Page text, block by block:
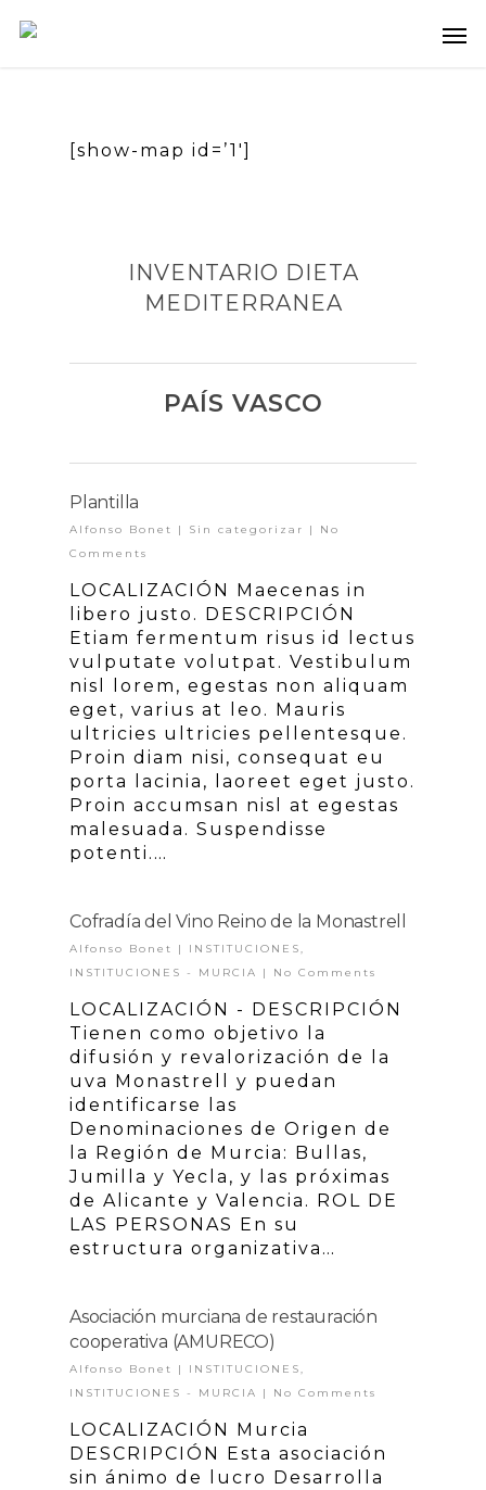
[show-map id=’1′]
INVENTARIO DIETA
MEDITERRANEA
PAÍS VASCO
Plantilla
Alfonso Bonet | Sin categorizar | No
Comments
LOCALIZACIÓN Maecenas in
libero justo. DESCRIPCIÓN
Etiam fermentum risus id lectus
vulputate volutpat. Vestibulum
nisl lorem, egestas non aliquam
eget, varius at leo. Mauris
ultricies ultricies pellentesque.
Proin diam nisi, consequat eu
porta lacinia, laoreet eget justo.
Proin accumsan nisl at egestas
malesuada. Suspendisse
potenti.…
Cofradía del Vino Reino de la Monastrell
Alfonso Bonet | INSTITUCIONES,
INSTITUCIONES - MURCIA
| No Comments
LOCALIZACIÓN - DESCRIPCIÓN
Tienen como objetivo la
difusión y revalorización de la
uva Monastrell y puedan
identificarse las
Denominaciones de Origen de
la Región de Murcia: Bullas,
Jumilla y Yecla, y las próximas
de Alicante y Valencia. ROL DE
LAS PERSONAS En su
estructura organizativa…
Asociación murciana de restauración
cooperativa (AMURECO)
Alfonso Bonet | INSTITUCIONES,
INSTITUCIONES - MURCIA
| No Comments
LOCALIZACIÓN Murcia
DESCRIPCIÓN Esta asociación
sin ánimo de lucro Desarrolla